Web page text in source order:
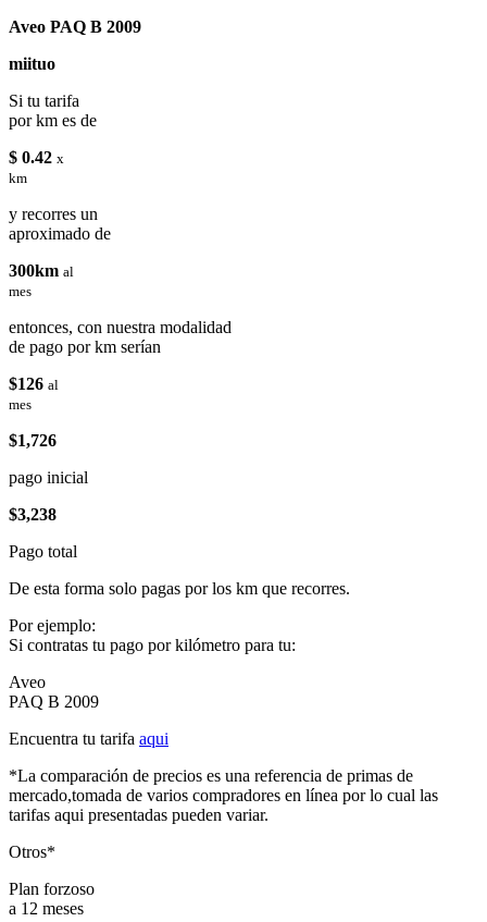
Aveo PAQ B 2009
miituo
Si tu tarifa
por km es de
$ 0.42 x
km
y recorres un
aproximado de
300km al
mes
entonces, con nuestra modalidad
de pago por km serían
$126 al
mes
$1,726
pago inicial
$3,238
Pago total
De esta forma solo pagas por los km que recorres.
Por ejemplo:
Si contratas tu pago por kilómetro para tu:
Aveo
PAQ B 2009
Encuentra tu tarifa aqui
*La comparación de precios es una referencia de primas de
mercado,tomada de varios compradores en línea por lo cual las
tarifas aqui presentadas pueden variar.
Otros*
Plan forzoso
a 12 meses